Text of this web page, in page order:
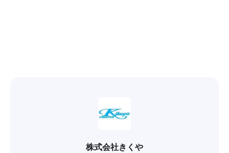
株式会社きくや